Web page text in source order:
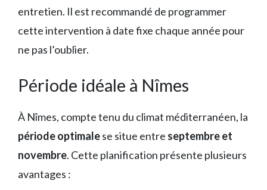
entretien. Il est recommandé de programmer
cette intervention à date fixe chaque année pour
ne pas l’oublier.
Période idéale à Nîmes
À Nîmes, compte tenu du climat méditerranéen, la
période optimalese situe entre septembre et
novembre. Cette planification présente plusieurs
avantages :